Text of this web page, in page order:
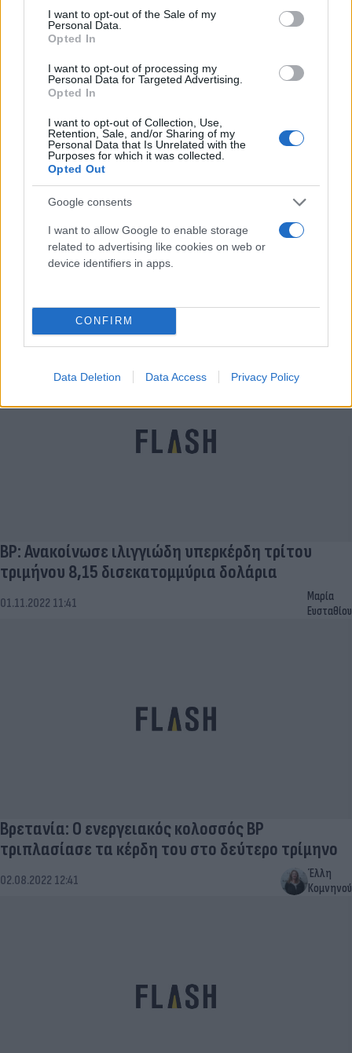
consent section.
I want to opt-out of the Sale of my
Personal Data.
Opted In
I want to opt-out of processing my
Personal Data for Targeted Advertising.
Opted In
I want to opt-out of Collection, Use,
Retention, Sale, and/or Sharing of my
Personal Data that Is Unrelated with the
Purposes for which it was collected.
Opted Out
Google consents
I want to allow Google to enable storage
related to advertising like cookies on web or
device identifiers in apps.
CONFIRM
Data Deletion Data Access Privacy Policy
BP: Κέρδη-ρεκόρ για το 2022
07.02.2023 11:18
BP: Ανακοίνωσε ιλιγγιώδη υπερκέρδη τρίτου
τριμήνου 8,15 δισεκατομμύρια δολάρια
01.11.2022 11:41
Μαρία
Ευσταθίου
Βρετανία: Ο ενεργειακός κολοσσός BP
τριπλασίασε τα κέρδη του στο δεύτερο τρίμηνο
02.08.2022 12:41
Έλλη
Κομνηνού